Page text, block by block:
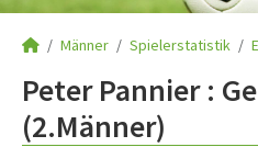
Männer Spielerstatistik
Peter Pannier :
(2.Männer)